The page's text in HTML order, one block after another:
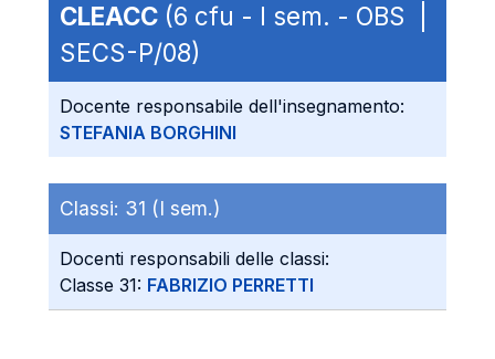
CLEACC (6 cfu - I sem. - OBS |
SECS-P/08)
Docente responsabile dell'insegnamento:
STEFANIA BORGHINI
Classi: 31 (I sem.)
Docenti responsabili delle classi:
Classe 31: FABRIZIO PERRETTI